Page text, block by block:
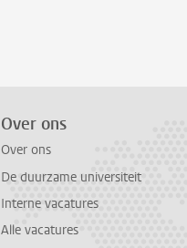
Over ons
Over ons
De duurzame universiteit
Interne vacatures
Alle vacatures